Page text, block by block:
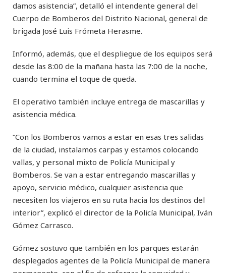
damos asistencia”, detalló el intendente general del
Cuerpo de Bomberos del Distrito Nacional, general de
brigada José Luis Frómeta Herasme.
Informó, además, que el despliegue de los equipos será
desde las 8:00 de la mañana hasta las 7:00 de la noche,
cuando termina el toque de queda.
El operativo también incluye entrega de mascarillas y
asistencia médica.
“Con los Bomberos vamos a estar en esas tres salidas
de la ciudad, instalamos carpas y estamos colocando
vallas, y personal mixto de Policía Municipal y
Bomberos. Se van a estar entregando mascarillas y
apoyo, servicio médico, cualquier asistencia que
necesiten los viajeros en su ruta hacia los destinos del
interior”, explicó el director de la Policía Municipal, Iván
Gómez Carrasco.
Gómez sostuvo que también en los parques estarán
desplegados agentes de la Policía Municipal de manera